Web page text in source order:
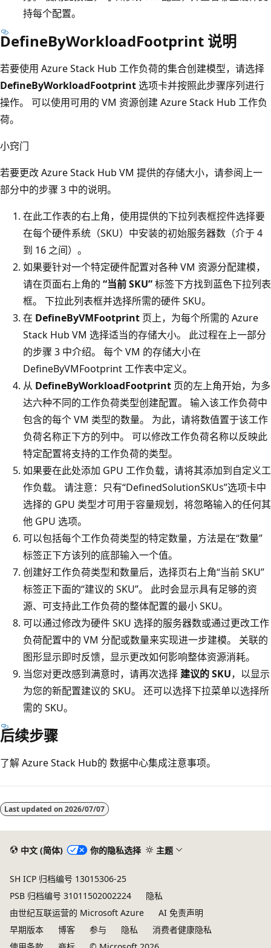
持每个配置。
DefineByWorkloadFootprint 说明
若要使用 Azure Stack Hub 工作负荷的集合创建模型，请选择
DefineByWorkloadFootprint选项卡并按照此步骤序列进行
操作。 可以使用可用的 VM 资源创建 Azure Stack Hub 工作负
荷。
小窍门
若要更改 Azure Stack Hub VM 提供的存储大小，请参阅上一
部分中的步骤 3 中的说明。
在此工作表的右上角，使用提供的下拉列表框控件选择要
在每个硬件系统（SKU）中安装的初始服务器数（介于 4
到 16 之间）。
如果要针对一个特定硬件配置对各种 VM 资源分配建模，
请在页面右上角的 “当前 SKU”标签下方找到蓝色下拉列表
框。 下拉此列表框并选择所需的硬件 SKU。
在 DefineByVMFootprint 页上，为每个所需的 Azure
Stack Hub VM 选择适当的存储大小。 此过程在上一部分
的步骤 3 中介绍。 每个 VM 的存储大小在
DefineByVMFootprint 工作表中定义。
从 DefineByWorkloadFootprint 页的左上角开始，为多
达六种不同的工作负荷类型创建配置。 输入该工作负荷中
包含的每个 VM 类型的数量。 为此，请将数值置于该工作
负荷名称正下方的列中。 可以修改工作负荷名称以反映此
特定配置将支持的工作负荷的类型。
如果要在此处添加 GPU 工作负载，请将其添加到自定义工
作负载。 请注意：只有“DefinedSolutionSKUs”选项卡中
选择的 GPU 类型才可用于容量规划，将忽略输入的任何其
他 GPU 选项。
可以包括每个工作负荷类型的特定数量，方法是在“数量”
标签正下方该列的底部输入一个值。
创建好工作负荷类型和数量后，选择页右上角“当前 SKU”
标签正下面的“建议的 SKU”。 此时会显示具有足够的资
源、可支持此工作负荷的整体配置的最小 SKU。
可以通过修改为硬件 SKU 选择的服务器数或通过更改工作
负荷配置中的 VM 分配或数量来实现进一步建模。 关联的
图形显示即时反馈，显示更改如何影响整体资源消耗。
当您对更改感到满意时，请再次选择 建议的 SKU，以显示
为您的新配置建议的 SKU。 还可以选择下拉菜单以选择所
需的 SKU。
后续步骤
了解 Azure Stack Hub的 数据中心集成注意事项。
Last updated on 2026/07/07
中文 (简体) 你的隐私选择 主题
SH ICP 归档编号 13015306-25
PSB 归档编号 31011502002224
隐私
由世纪互联运营的 Microsoft Azure
AI 免责声明
早期版本
博客 参与 隐私
消费者健康隐私